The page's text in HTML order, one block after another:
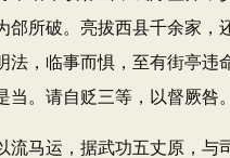
所破。亮拔西县千余家，
法，临事而惧，至有街亭
当。请自贬三等，以督厥咎
运，据武功五丈原，与